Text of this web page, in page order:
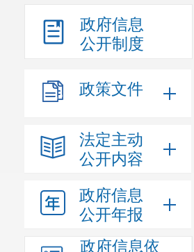
政府信息
公开制度
政策文件
法定主动
公开内容
政府信息
公开年报
政府信息依